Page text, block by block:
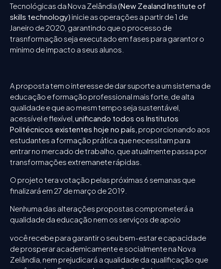
Tecnológicas da Nova Zelândia(New Zealand Institute of
skills technology) inicie as operações a partir de 1 de
Janeiro de 2020, garantindo que o processo de
trasnformação seja executado em fases para garantor o
minimo de impacto a seus alunos.
A proposta tem o interesse de dar suporte a um sistema de
educação e formação professional mais forte, de alta
qualidade e que ao mesm tempo seja sustentável,
acessível e flexível, unificando todos os Institutos
Politécnicos existentes hoje no país proporcionando aos
estudantes a formação prática que necessitam para
entrar no mercado de trabalho, que atualmente passa por
transformações extremanete rápidas.
O projeto tera votação pelas próximas 6 semanas que
finalizará em 27 de março de 2019.
Nenhuma das alterações propostas comprometerá a
qualidade da educação nem os serviços de apoio
você recebe para garantir o seu bem-estar e capacidade
de prosperar academicamente e socialmente na Nova
Zelândia, nem prejudicará a qualidade da qualificação que